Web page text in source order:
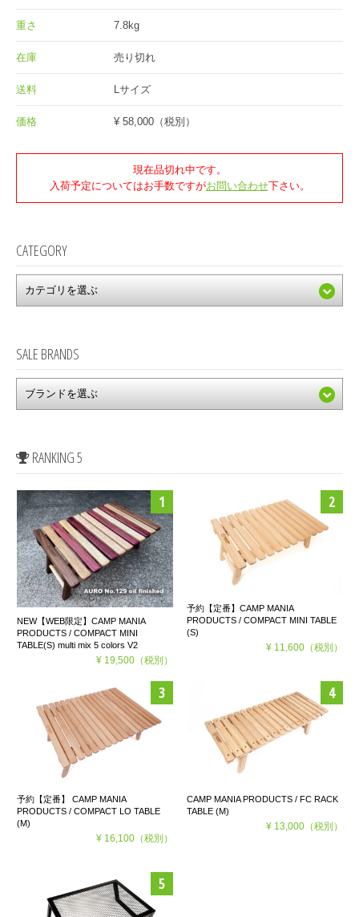
重さ 7.8kg
在庫 売り切れ
送料 Lサイズ
価格 ¥ 58,000 （税別）
現在品切れ中です。
入荷予定についてはお手数ですがお問い合わせ下さい。
CATEGORY
SALE BRANDS
RANKING 5
NEW【WEB限定】CAMP MANIA
PRODUCTS / COMPACT MINI
TABLE(S) multi mix 5 colors V2
¥ 19,500（税別）
予約【定番】CAMP MANIA
PRODUCTS / COMPACT MINI TABLE
(S)
¥ 11,600（税別）
予約【定番】 CAMP MANIA
PRODUCTS / COMPACT LO TABLE
(M)
¥ 16,100（税別）
CAMP MANIA PRODUCTS / FC RACK
TABLE (M)
¥ 13,000（税別）